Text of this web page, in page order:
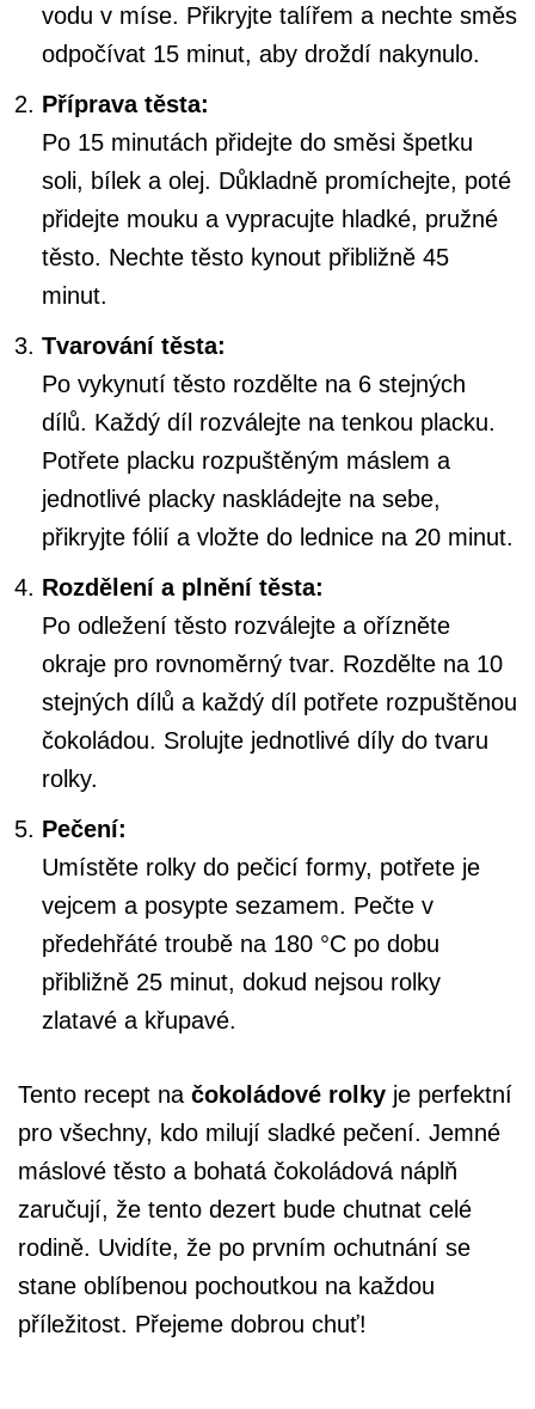
vodu v míse. Přikryjte talířem a nechte směs
odpočívat 15 minut, aby droždí nakynulo.
Příprava těsta:
Po 15 minutách přidejte do směsi špetku
soli, bílek a olej. Důkladně promíchejte, poté
přidejte mouku a vypracujte hladké, pružné
těsto. Nechte těsto kynout přibližně 45
minut.
Tvarování těsta:
Po vykynutí těsto rozdělte na 6 stejných
dílů. Každý díl rozválejte na tenkou placku.
Potřete placku rozpuštěným máslem a
jednotlivé placky naskládejte na sebe,
přikryjte fólií a vložte do lednice na 20 minut.
Rozdělení a plnění těsta:
Po odležení těsto rozválejte a ořízněte
okraje pro rovnoměrný tvar. Rozdělte na 10
stejných dílů a každý díl potřete rozpuštěnou
čokoládou. Srolujte jednotlivé díly do tvaru
rolky.
Pečení:
Umístěte rolky do pečicí formy, potřete je
vejcem a posypte sezamem. Pečte v
předehřáté troubě na 180 °C po dobu
přibližně 25 minut, dokud nejsou rolky
zlatavé a křupavé.
Tento recept na čokoládové rolky je perfektní
pro všechny, kdo milují sladké pečení. Jemné
máslové těsto a bohatá čokoládová náplň
zaručují, že tento dezert bude chutnat celé
rodině. Uvidíte, že po prvním ochutnání se
stane oblíbenou pochoutkou na každou
příležitost. Přejeme dobrou chuť!